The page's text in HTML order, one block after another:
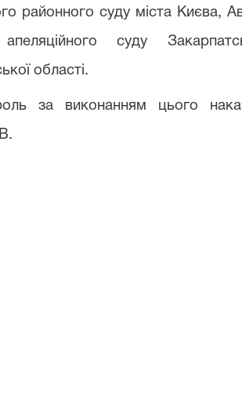
районного суду міста Києва,
суду
області.
за виконанням цього
В.